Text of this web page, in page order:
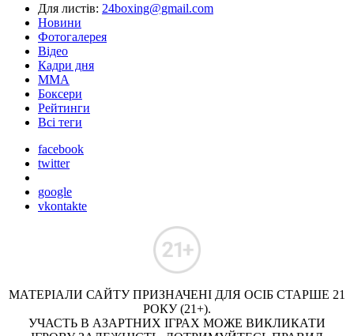
Для листів: 24boxing@gmail.com
Новини
Фотогалерея
Відео
Кадри дня
ММА
Боксери
Рейтинги
Всі теги
facebook
twitter
google
vkontakte
МАТЕРІАЛИ САЙТУ ПРИЗНАЧЕНІ ДЛЯ ОСІБ СТАРШЕ 21
РОКУ (21+).
УЧАСТЬ В АЗАРТНИХ ІГРАХ МОЖЕ ВИКЛИКАТИ